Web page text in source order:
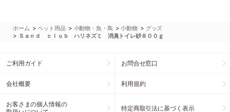
ホーム >ペット用品 > 小動物・魚・鳥 >小動物 > グッズ
> Ｓａｎｄ ｃｌｕｂ ハリネズミ 消臭トイレ砂８００ｇ
ご利用ガイド お問合せ窓口
会社概要 利用規約
お客さまの個人情報の
特定商取引法に基づく表示